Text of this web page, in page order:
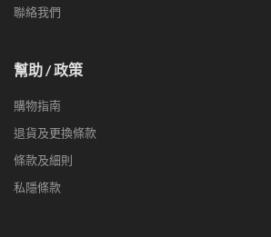
聯絡我們
幫助 / 政策
購物指南
退貨及更換條款
條款及細則
私隱條款